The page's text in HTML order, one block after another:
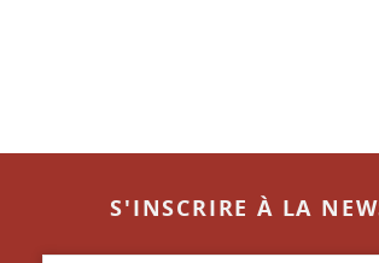
S'INSCRIRE À LA